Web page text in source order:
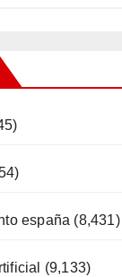
españa (8,431)
(9,133)